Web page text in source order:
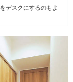
デスクにするのもよ